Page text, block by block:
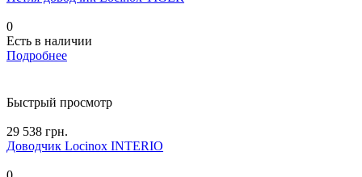
0
Есть в наличии
Подробнее
Быстрый просмотр
29 538 грн.
Доводчик Locinox INTERIO